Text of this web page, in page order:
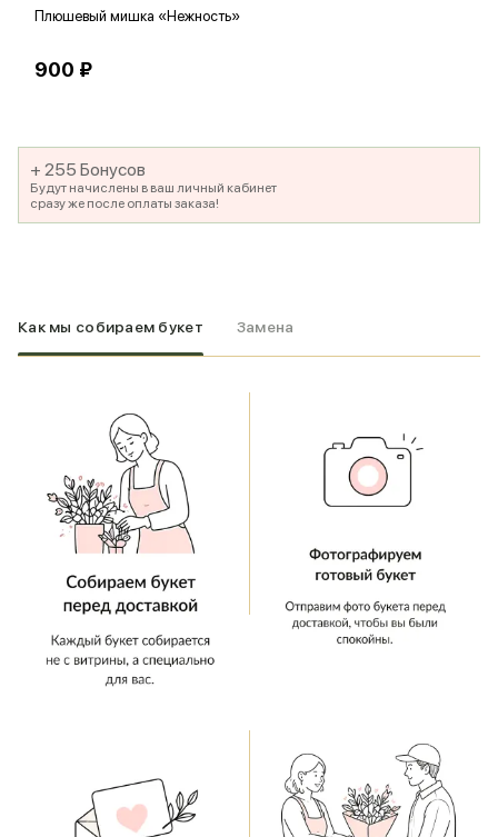
Плюшевый мишка «Нежность»
900 ₽
+ 255 Бонусов
Будут начислены в ваш личный кабинет
сразу же после оплаты заказа!
Как мы собираем букет Замена